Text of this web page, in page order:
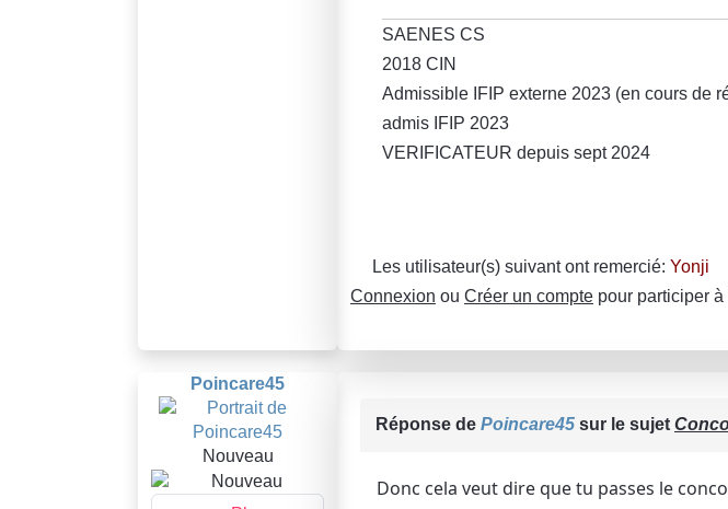
SAENES CS
2018 CIN
Admissible IFIP externe 2023 (en cours de
admis IFIP 2023
VERIFICATEUR depuis sept 2024
Les utilisateur(s) suivant ont remercié: Yonji
Connexion ou Créer un compte pour participer
Poincare45
Nouveau
Réponse de Poincare45 sur le sujet
Donc cela veut dire que tu passes le